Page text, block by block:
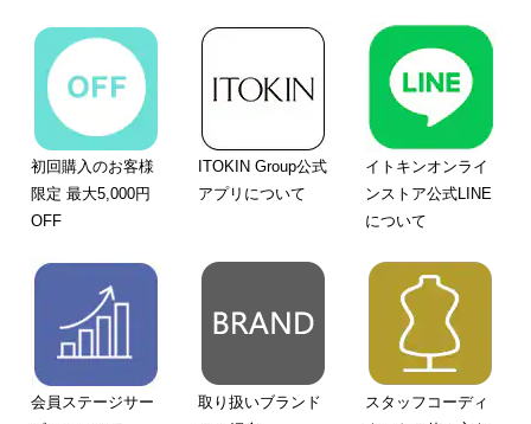
初回購入のお客様
限定 最大5,000円
OFF
ITOKIN Group公式
アプリについて
イトキンオンライ
ンストア公式LINE
について
会員ステージサー
取り扱いブランド
スタッフコーディ